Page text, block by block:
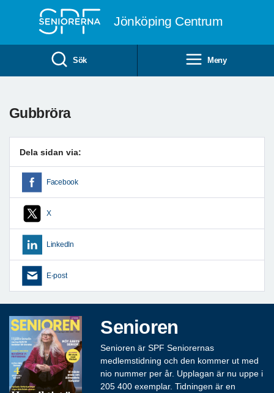
Jönköping Centrum
Sök Meny
Gubbröra
Dela sidan via:
Facebook
X
LinkedIn
E-post
Senioren
Senioren är SPF Seniorernas
medlemstidning och den kommer ut med
nio nummer per år. Upplagan är nu uppe i
205 400 exemplar. Tidningen är en